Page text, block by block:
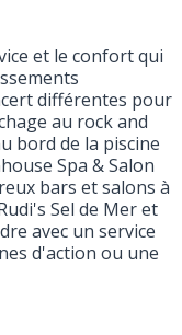
et le confort qui
différentes pour
au rock and
bord de la piscine
Spa & Salon
bars et salons à
Sel de Mer et
avec un service
d'action ou une